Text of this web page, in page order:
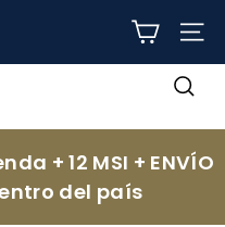
+ 12 MSI + ENVÍO
del país